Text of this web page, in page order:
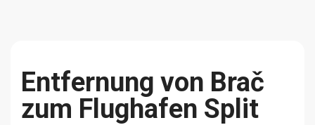
Entfernung von Brač
zum Flughafen Split